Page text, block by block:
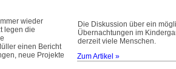
wieder
legen die
einen Bericht
neue Projekte
Die Diskussion über ein
Übernachtungen im
derzeit viele Menschen.
Zum Artikel »